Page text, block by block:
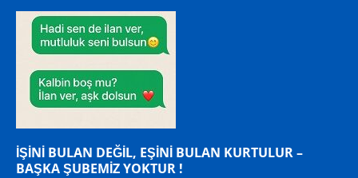
İŞİNİ BULAN DEĞİL, EŞİNİ BULAN KURTULUR –
BAŞKA ŞUBEMİZ YOKTUR !